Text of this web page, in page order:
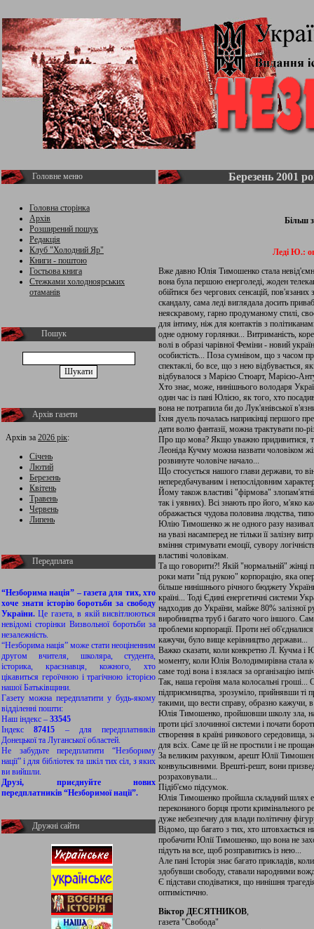
Головне меню
Головна сторінка
Архів
Розширений пошук
Редакція
Клуб "Холодний Яр"
Книги - поштою
Гостьова книга
Стежками холодноярських
отаманів
Пошук
Архів газети
Архів за 2026 рік:
Січень
Лютий
Березень
Квітень
Травень
Червень
Липень
Передплата
“Незборима нація” – газета для тих, хто
хоче знати історію боротьби за свободу
України.Це газета, в якій висвітлюються
невідомі сторінки Визвольної боротьби за
незалежність.
“Незборима нація” може стати неоціненним
другом вчителя, школяра, студента,
історика, краєзнавця, кожного, хто
цікавиться героїчною і трагічною історією
нашої Батьківщини.
Газету можна передплатити у будь-якому
відділенні пошти:
Наш індекс – 33545
Індекс87415 – для передплатників
Донецької та Луганської областей.
Не забудьте передплатити “Незбориму
нації” і для бібліотек та шкіл тих сіл, з яких
ви вийшли.
Друзі, приєднуйте нових
передплатників “Незборимої нації”.
Дружні сайти
Березень 2001
Більш
Леді Ю.:
Вже давно Юлія Тимошенко стала
вона була першою енерголеді, жоден
обійтися без чергових сенсацій,
скандалу, сама леді виглядала досить
неяскравому, гарно продуманому стилі,
для інтиму, ніж для контактів з
одне одному горлянки... Витриманість,
волі в образі чарівної Феміни - новий
особистість... Поза сумнівом, що з часом
спектаклі, бо все, що з нею відбувається,
відбувалося з Марією Стюарт, Марією-
Хто знає, може, нинішнього володаря
один час із пані Юлією, як того, хто
вона не потрапила би до Лук'янівської
Їхня дуель почалась наприкінці першого
дати волю фантазії, можна трактувати по-
Про що мова? Якщо уважно придивитися,
Леоніда Кучму можна назвати чоловіком
розвинуте чоловіче начало...
Що стосується нашого глави держави, то
непередбачуваним і непослідовним
Йому також властиві "фірмова"
так і уявних). Всі знають про його, м'яко
ображається чудова половина людства,
Юлію Тимошенко ж не одного разу
на увазі насамперед не тільки її залізну
вміння стримувати емоції, сувору
властиві чоловікам.
Та що говорити?! Якій "нормальній" жінці
роки мати "під рукою" корпорацію, яка
більше нинішнього річного бюджету
країні... Тоді Єдині енергетичні системи
надходив до України, майже 80% залізної
виробництва труб і багато чого іншого.
проблеми корпорації. Проти неї
кажучи, було вище керівництво держави...
Важко сказати, коли конкретно Л. Кучма
моменту, коли Юлія Володимирівна стала
саме тоді вона і взялася за організацію
Так, наша героїня мала колосальні
підприємництва, зрозуміло, прийнявши ті
такими, що вести справу, образно кажучи,
Юлія Тимошенко, пройшовши школу зла,
проти цієї злочинної системи і почати
створення в країні ринкового середовища,
для всіх. Саме це їй не простили і не
За великим рахунком, арешт Юлії
конвульсивними. Врешті-решт, вони
розраховували...
Підіб'ємо підсумок.
Юлія Тимошенко пройшла складний шлях
переконаного борця проти кримінального
дуже небезпечну для влади політичну
Відомо, що багато з тих, хто штовхається
пробачити Юлії Тимошенко, що вона не
підуть на все, щоб розправитись із нею...
Але пані Історія знає багато прикладів,
здобувши свободу, ставали народними
Є підстави сподіватися, що нинішня
оптимістично.
Віктор ДЕСЯТНИКОВ,
газета "Свобода"